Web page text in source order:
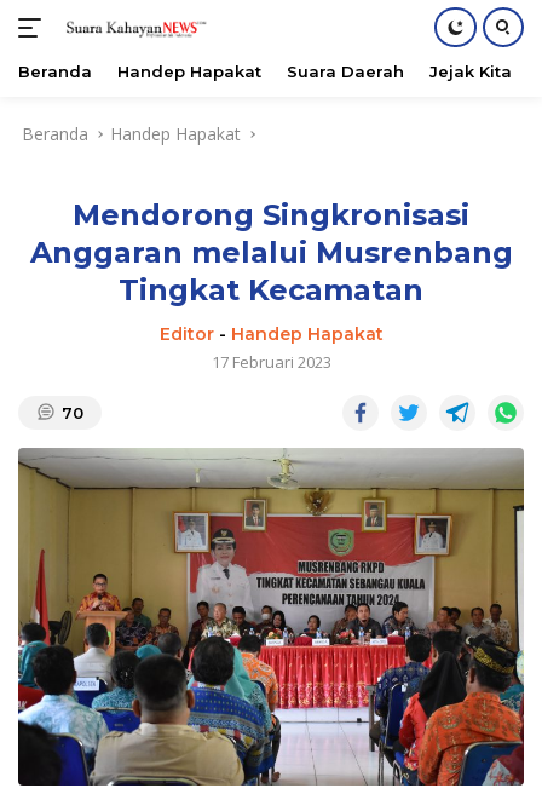
Beranda Handep Hapakat Suara Daerah Jejak Kita
Beranda Handep Hapakat
Mendorong Singkronisasi
Anggaran melalui Musrenbang
Tingkat Kecamatan
Editor- Handep Hapakat
17 Februari 2023
70